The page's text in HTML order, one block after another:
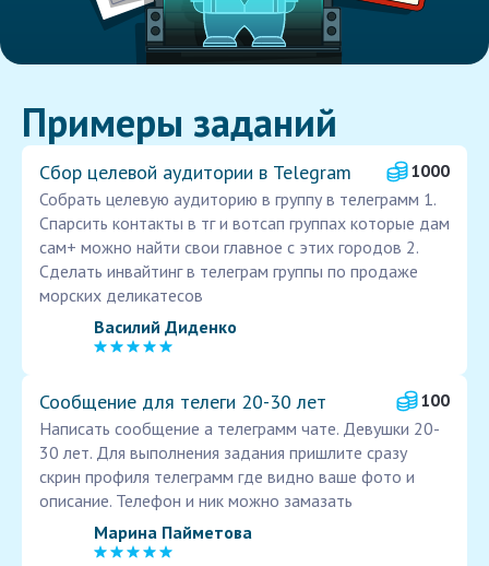
Примеры заданий
Сбор целевой аудитории в Telegram
1000
Собрать целевую аудиторию в группу в телеграмм 1.
Спарсить контакты в тг и вотсап группах которые дам
сам+ можно найти свои главное с этих городов 2.
Сделать инвайтинг в телеграм группы по продаже
морских деликатесов
Василий Диденко
Сообщение для телеги 20-30 лет
100
Написать сообщение а телеграмм чате. Девушки 20-
30 лет. Для выполнения задания пришлите сразу
скрин профиля телеграмм где видно ваше фото и
описание. Телефон и ник можно замазать
Марина Пайметова